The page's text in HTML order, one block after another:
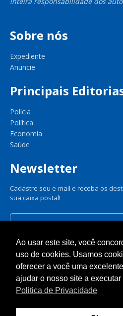
Sobre nós
Expediente
Anuncie
Principais
Polícia
Política
Economia
Saúde
Newsletter
Cadastre seu e-mail e receba os
sua caixa postal!
Nós respeitamos sua privacidade.
© A Gazeta de Dourados 2025 -
Ao usar este site, você
uso de cookies. Usamos
oferecer a você uma
ajudar o nosso site a
Politica de Privacidade